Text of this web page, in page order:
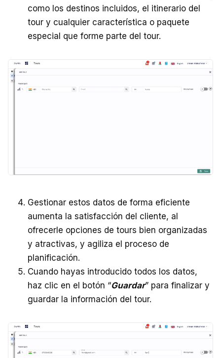
como los destinos incluidos, el itinerario del
tour y cualquier característica o paquete
especial que forme parte del tour.
Gestionar estos datos de forma eficiente
aumenta la satisfacción del cliente, al
ofrecerle opciones de tours bien organizadas
y atractivas, y agiliza el proceso de
planificación.
Cuando hayas introducido todos los datos,
haz clic en el botón “Guardar” para finalizar y
guardar la información del tour.